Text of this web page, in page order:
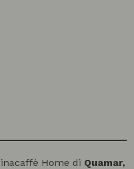
Home di Quamar,